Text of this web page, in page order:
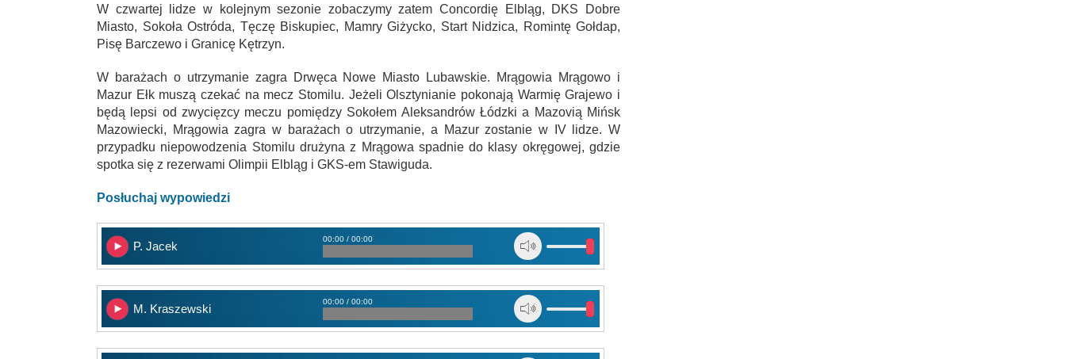
W czwartej lidze w kolejnym sezonie zobaczymy zatem Concordię Elbląg, DKS Dobre
Miasto, Sokoła Ostróda, Tęczę Biskupiec, Mamry Giżycko, Start Nidzica, Romintę Gołdap,
Pisę Barczewo i Granicę Kętrzyn.
W barażach o utrzymanie zagra Drwęca Nowe Miasto Lubawskie. Mrągowia Mrągowo i
Mazur Ełk muszą czekać na mecz Stomilu. Jeżeli Olsztynianie pokonają Warmię Grajewo i
będą lepsi od zwycięzcy meczu pomiędzy Sokołem Aleksandrów Łódzki a Mazovią Mińsk
Mazowiecki, Mrągowia zagra w barażach o utrzymanie, a Mazur zostanie w IV lidze. W
przypadku niepowodzenia Stomilu drużyna z Mrągowa spadnie do klasy okręgowej, gdzie
spotka się z rezerwami Olimpii Elbląg i GKS-em Stawiguda.
Posłuchaj wypowiedzi
P. Jacek
00:00 / 00:00
M. Kraszewski
00:00 / 00:00